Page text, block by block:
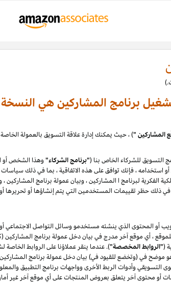
برنامج المشاركين هي
المشاركين "
التسويق للشركاء الخاص بنا ("برنامج الشركاء"وهذا الشخص أو
الفكرية لبرنامج ا المشاركين ، وبيان عمولة برنامج المشاركين
المحتوى الذي ينشئه مستخدمو وسائل التواصل الاجتماعي أو
("الروابط المخصصة"). عندما ينقر عملاؤنا على الروابط
في (وتخضع للقيود في) بيان دخل عمولة برنامج
التسويقي وأدوات الربط الأخرى وواجهات برنامج التطبيق
أو محتوى آخر يتعلق بعروض المنتجات على أي موقع آخر غير